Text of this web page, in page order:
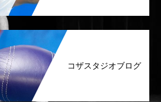
コザスタジオブログ